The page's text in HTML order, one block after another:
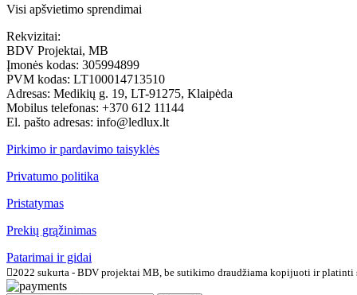
Visi apšvietimo sprendimai
Rekvizitai:
BDV Projektai, MB
Įmonės kodas: 305994899
PVM kodas: LT100014713510
Adresas: Medikių g. 19, LT-91275, Klaipėda
Mobilus telefonas: +370 612 11144
El. pašto adresas: info@ledlux.lt
Pirkimo ir pardavimo taisyklės
Privatumo politika
Pristatymas
Prekių grąžinimas
Patarimai ir gidai
2022 sukurta - BDV projektai MB, be sutikimo draudžiama kopijuoti ir platinti